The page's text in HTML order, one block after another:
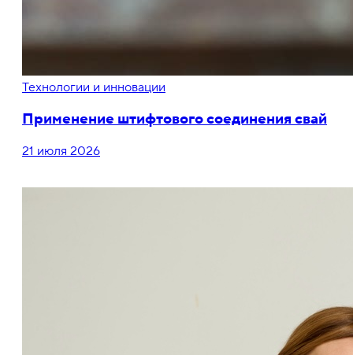
Технологии и инновации
Применение штифтового соединения свай
21 июля 2026